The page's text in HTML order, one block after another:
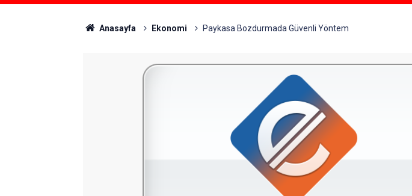
Anasayfa Ekonomi Paykasa Bozdurmada Güvenli Yöntem